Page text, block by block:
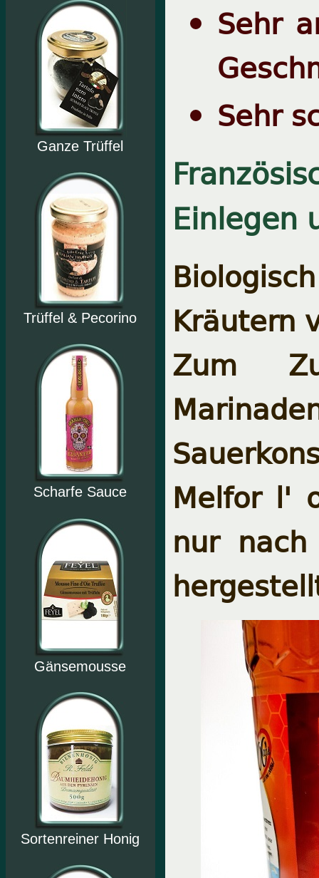
Ganze Trüffel
Trüffel & Pecorino
Scharfe Sauce
Gänsemousse
Sortenreiner Honig
Sehr
Sehr
Einlegen
Kräutern
Zum
Melfor l'
nur